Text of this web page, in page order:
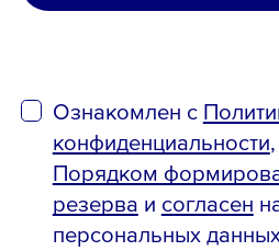
Ознакомлен с
конфиденциальности,
Порядком
резерва и согласен
персональных